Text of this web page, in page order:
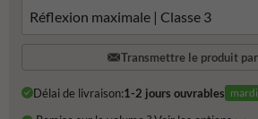
Transmettre le produit
Délai de livraison:1-2 jours ouvrables